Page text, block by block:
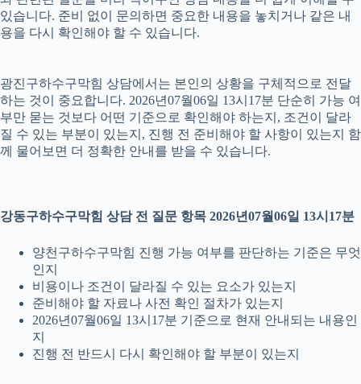
있습니다. 준비 없이 문의하면 중요한 내용을 놓치거나 같은 내
용을 다시 확인해야 할 수 있습니다.
광진구하수구막힘 상담에서는 본인의 상황을 구체적으로 전달
하는 것이 중요합니다. 2026년07월06일 13시17분 단순히 가능 여
부만 묻는 것보다 어떤 기준으로 확인해야 하는지, 조건이 달라
질 수 있는 부분이 있는지, 진행 전 준비해야 할 사항이 있는지 함
께 물어보면 더 정확한 안내를 받을 수 있습니다.
강동구하수구막힘 상담 전 질문 항목 2026년07월06일 13시17분
양천구하수구막힘 진행 가능 여부를 판단하는 기준은 무엇
인지
비용이나 조건이 달라질 수 있는 요소가 있는지
준비해야 할 자료나 사전 확인 절차가 있는지
2026년07월06일 13시17분 기준으로 현재 안내되는 내용인
지
진행 전 반드시 다시 확인해야 할 부분이 있는지